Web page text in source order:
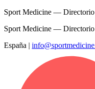
Sport Medicine —
Sport Medicine —
España |